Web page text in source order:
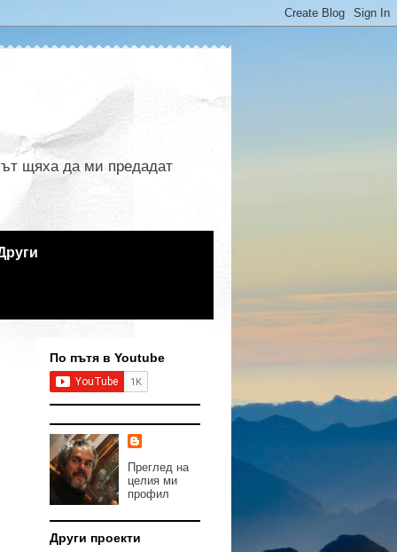
щяха да ми предадат
По пътя в Youtube
Преглед на
целия ми
профил
Други проекти